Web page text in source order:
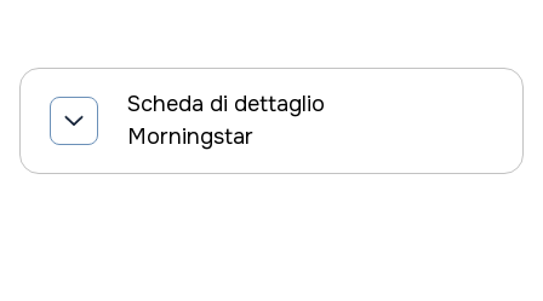
Scheda di dettaglio
Morningstar